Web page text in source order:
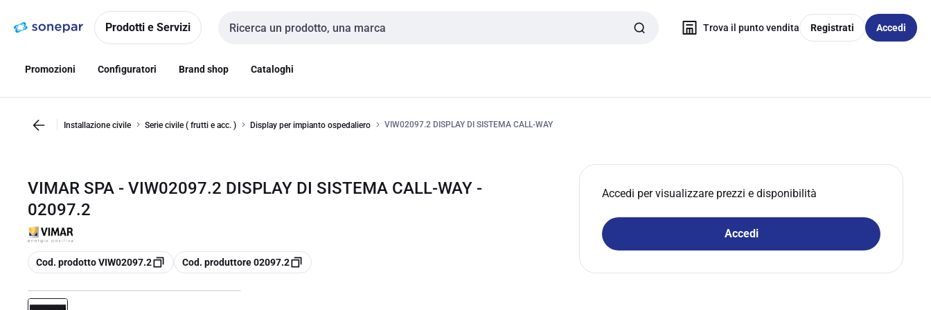
navigazionealla
Prodotti e Servizi
Cerca input
Trova il punto vendita Registrati Accedi
Promozioni Configuratori Brand shop Cataloghi
Installazione civile Serie civile ( frutti e acc. ) Display per impianto ospedaliero VIW02097.2 DISPLAY DI SISTEMA CALL-WAY
VIMAR SPA - VIW02097.2 DISPLAY DI SISTEMA CALL-WAY -
02097.2
copia
Cod. prodotto VIW02097.2 copia
Cod. produttore 02097.2
Accedi per visualizzare prezzi e disponibilità
Accedi